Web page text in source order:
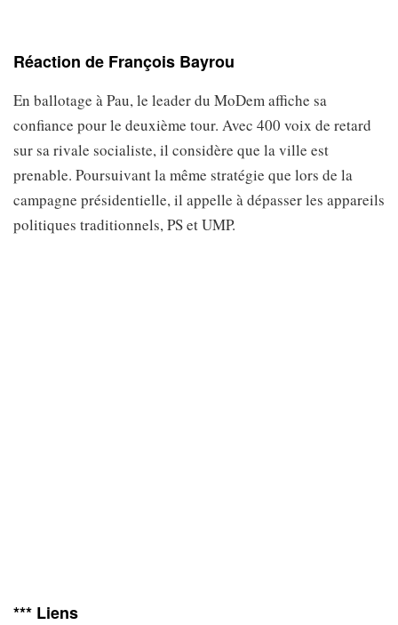
Réaction de François Bayrou
En ballotage à Pau, le leader du MoDem affiche sa
confiance pour le deuxième tour. Avec 400 voix de retard
sur sa rivale socialiste, il considère que la ville est
prenable. Poursuivant la même stratégie que lors de la
campagne présidentielle, il appelle à dépasser les appareils
politiques traditionnels, PS et UMP.
*** Liens